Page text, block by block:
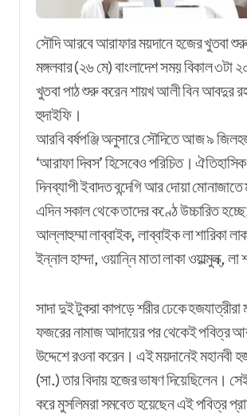
সৌদি আরবে আরাফার ময়দানে হজের খুতবা শুরু হয়েছে।
মঙ্গলবার (২৬ মে) বাংলাদেশ সময় বিকাল ৩টা
খুতবা পাঠ শুরু করেন শায়খ আলী বিন আবদুর
হুদাইফি।
আরবি বর্ষপঞ্জি অনুসারে সৌদিতে আজ ৯
‘আরাফা দিবস’ হিসেবেও পরিচিত।
দিনব্যাপী ইবাদত বন্দেগি আর দোয়া
এদিন সকাল থেকে তাদের কণ্ঠে উচ্চারিত
আল্লাহুম্মা লাব্বাইক, লাব্বাইক লা শারিকা
ইন্নাল হাম্দা, ওয়ান্নি মাতা লাকা ওয়াল্মুল্ক্, লা
সাদা দুই টুকরা কাপড়ে শরীর ঢেকে হজযাত্রীরা
ফজরের নামাজ আদায়ের পর থেকেই পবিত্র
উদ্দেশে রওনা করেন। এই ময়দানেই মহানবী
(সা.) তার বিদায় হজের ভাষণ দিয়েছিলেন।
করে মুসলিমরা সমবেত হয়েছেন এই পবিত্র